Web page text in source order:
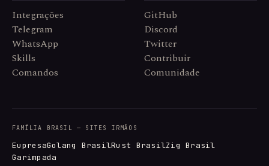
Integrações
Telegram
WhatsApp
Skills
Comandos
GitHub
Discord
Twitter
Contribuir
Comunidade
FAMÍLIA BRASIL — SITES IRMÃOS
EupresaGolang BrasilRust BrasilZig Brasil
Garimpada